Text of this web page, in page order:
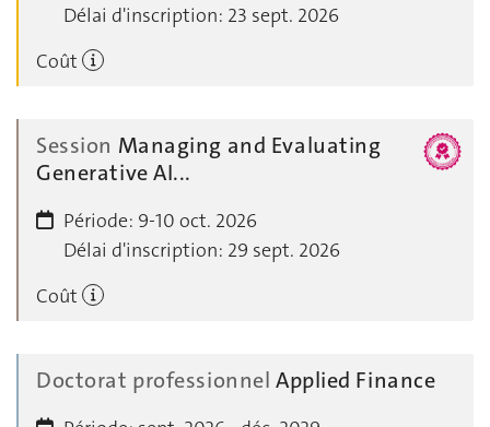
Délai d'inscription: 23 sept. 2026
Coût
Session Managing and Evaluating
Generative AI...
Période: 9-10 oct. 2026
Délai d'inscription: 29 sept. 2026
Coût
Doctorat professionnel Applied Finance